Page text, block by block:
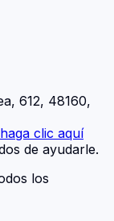
612, 48160,
haga clic aquí
de ayudarle.
los